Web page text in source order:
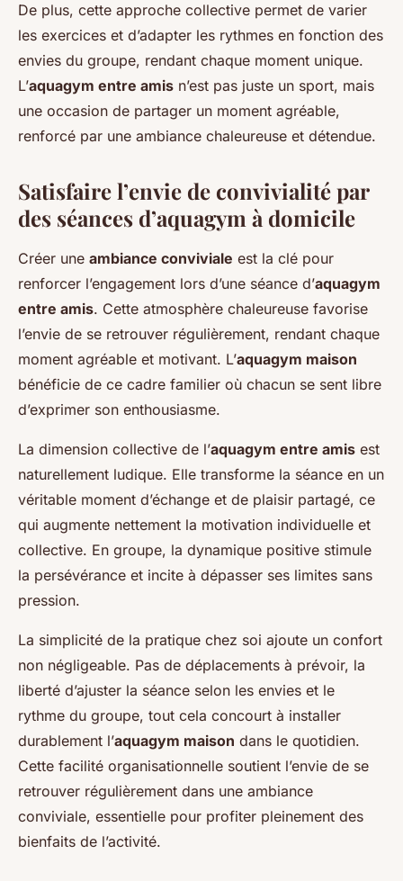
De plus, cette approche collective permet de varier
les exercices et d’adapter les rythmes en fonction des
envies du groupe, rendant chaque moment unique.
L’aquagym entre amis n’est pas juste un sport, mais
une occasion de partager un moment agréable,
renforcé par une ambiance chaleureuse et détendue.
Satisfaire l’envie de convivialité par
des séances d’aquagym à domicile
Créer une ambiance conviviale est la clé pour
renforcer l’engagement lors d’une séance d’aquagym
entre amis. Cette atmosphère chaleureuse favorise
l’envie de se retrouver régulièrement, rendant chaque
moment agréable et motivant. L’aquagym maison
bénéficie de ce cadre familier où chacun se sent libre
d’exprimer son enthousiasme.
La dimension collective de l’aquagym entre amis est
naturellement ludique. Elle transforme la séance en un
véritable moment d’échange et de plaisir partagé, ce
qui augmente nettement la motivation individuelle et
collective. En groupe, la dynamique positive stimule
la persévérance et incite à dépasser ses limites sans
pression.
La simplicité de la pratique chez soi ajoute un confort
non négligeable. Pas de déplacements à prévoir, la
liberté d’ajuster la séance selon les envies et le
rythme du groupe, tout cela concourt à installer
durablement l’aquagym maison dans le quotidien.
Cette facilité organisationnelle soutient l’envie de se
retrouver régulièrement dans une ambiance
conviviale, essentielle pour profiter pleinement des
bienfaits de l’activité.